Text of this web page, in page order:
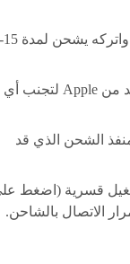
قم بتوصيل جهاز iPhone بمصدر الطاقة واتركه يشحن لمدة 15-
تأكد من أنك تستخدم شاحن وكابل معتمد من Apple لتجنب أي
الشحن الذي قد
قسرية (اضغط
الاتصال بالشاحن.